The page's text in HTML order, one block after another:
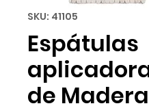
SKU: 41105
Espátulas
de Madera